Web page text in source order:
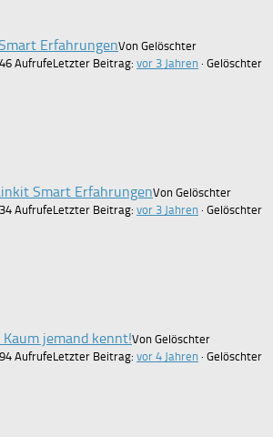
ErfahrungenVon Gelöschter
AufrufeLetzter Beitrag: vor 3 Jahren · Gelöschter
Smart ErfahrungenVon Gelöschter
AufrufeLetzter Beitrag: vor 3 Jahren · Gelöschter
Kaum jemand kennt!Von Gelöschter
AufrufeLetzter Beitrag: vor 4 Jahren · Gelöschter